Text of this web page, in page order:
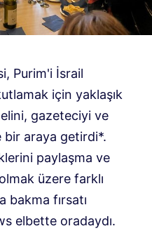
Purim'i İsrail
için yaklaşık
gazeteciyi ve
bir araya getirdi*.
paylaşma ve
üzere farklı
bakma fırsatı
elbette oradaydı.